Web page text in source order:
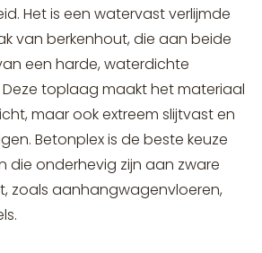
Het is een watervast verlijmde
van berkenhout, die aan beide
een harde, waterdichte
toplaag maakt het materiaal
maar ook extreem slijtvast en
Betonplex is de beste keuze
die onderhevig zijn aan zware
zoals aanhangwagenvloeren,